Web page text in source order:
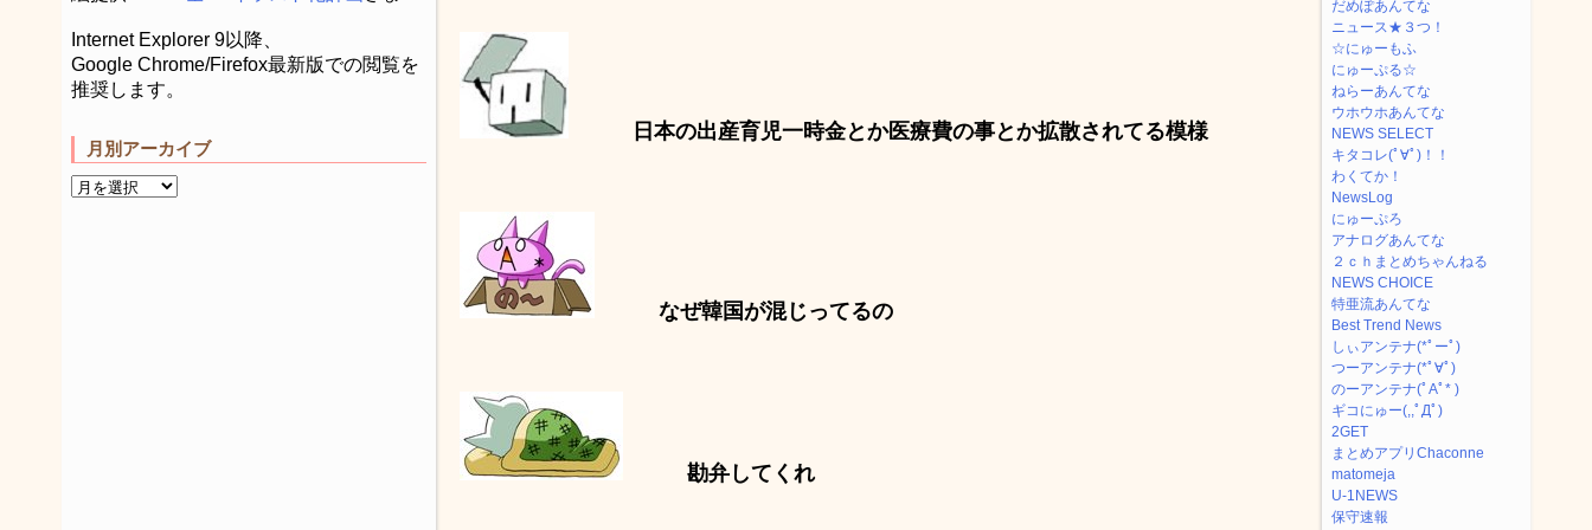
Internet Explorer 9以降、
Google Chrome/Firefox最新版での閲覧を
推奨します。
月別アーカイブ
日本の出産育児一時金とか医療費の事とか拡散されてる模様
なぜ韓国が混じってるの
勘弁してくれ
だめぽあんてな
ニュース★３つ！
☆にゅーもふ
にゅーぷる☆
ねらーあんてな
ウホウホあんてな
NEWS SELECT
キタコレ(ﾟ∀ﾟ)！！
わくてか！
NewsLog
にゅーぷろ
アナログあんてな
２ｃｈまとめちゃんねる
NEWS CHOICE
特亜流あんてな
Best Trend News
しぃアンテナ(*ﾟーﾟ)
つーアンテナ(*ﾟ∀ﾟ)
のーアンテナ(ﾟAﾟ* )
ギコにゅー(,,ﾟДﾟ)
2GET
まとめアプリChaconne
matomeja
U-1NEWS
保守速報